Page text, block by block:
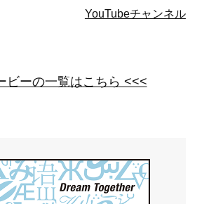
YouTubeチャンネル
ビーの一覧はこちら <<<